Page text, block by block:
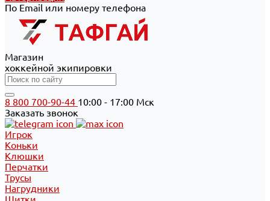
По Email или номеру телефона
Магазин
хоккейной экипировки
8 800 700-90-44 10:00 - 17:00 Мск
Заказать звонок
Игрок
Коньки
Клюшки
Перчатки
Трусы
Нагрудники